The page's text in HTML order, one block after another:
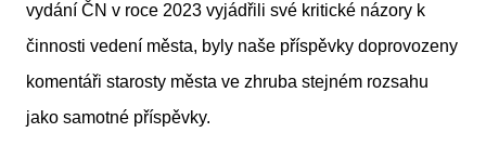
vydání ČN v roce 2023 vyjádřili své kritické názory k
činnosti vedení města, byly naše příspěvky doprovozeny
komentáři starosty města ve zhruba stejném rozsahu
jako samotné příspěvky.